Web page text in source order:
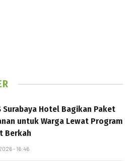
Surabaya Hotel Bagikan Paket
untuk Warga Lewat Program
Berkah
- 16:46